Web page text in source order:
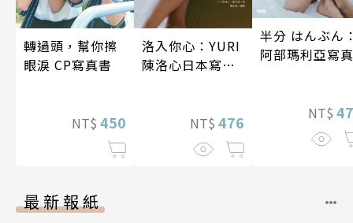
轉過頭，幫你擦
眼淚 CP寫真書
NT$ 450
洛入你心：YURI
陳洛心日本寫真
NT$ 476
半分 はんぶん
阿部瑪利亞寫真
NT$
最新報紙